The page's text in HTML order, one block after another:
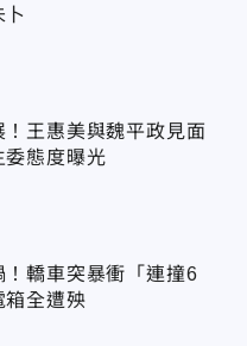
王惠美與魏平政見面
態度曝光
！轎車突暴衝「連撞6
全遭殃